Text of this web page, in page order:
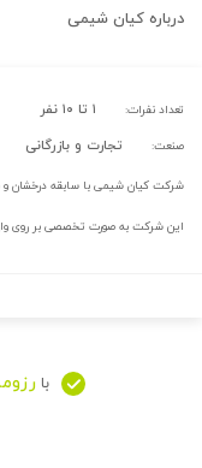
درباره کیان شیمی
تعداد نفرات: ۱ تا ۱۰ نفر
صنعت: تجارت و بازرگانی
شرکت کیان شیمی با سابقه درخشان و
این شرکت به صورت تخصصی بر روی
با